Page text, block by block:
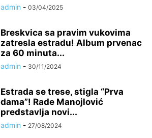
admin - 03/04/2025
Breskvica sa pravim vukovima
zatresla estradu! Album prvenac
za 60 minuta...
admin - 30/11/2024
Estrada se trese, stigla “Prva
dama”! Rade Manojlović
predstavlja novi...
admin - 27/08/2024